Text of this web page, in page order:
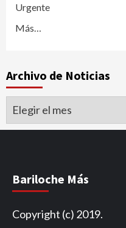
Urgente
Más…
Archivo de Noticias
Archivo
Bariloche Más
Copyright (c) 2019.